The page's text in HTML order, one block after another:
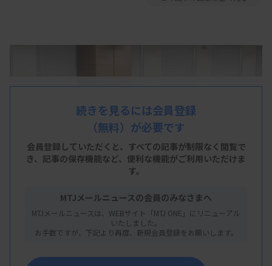
続きを見るには会員登録
（無料）が必要です
会員登録していただくと、すべての記事が制限なく閲覧で
き、 記事の保存機能など、便利な機能がご利用いただけま
す。
MTJメールニュースの会員のみなさまへ
MTJメールニュースは、WEBサイト「MTJ ONE」にリニューアル
いたしました。
お手数ですが、下記より再度、新規会員登録をお願いします。